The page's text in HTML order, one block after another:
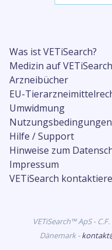
Was ist VETiSearch?
Medizin auf VETiSearch
Arzneibücher
EU-
Umwidmung
Nutzungsbedingungen
Hilfe / Support
Hinweise zum
Impressum
VETiSearch
VETiSearch™ ApS -
Dänemark -